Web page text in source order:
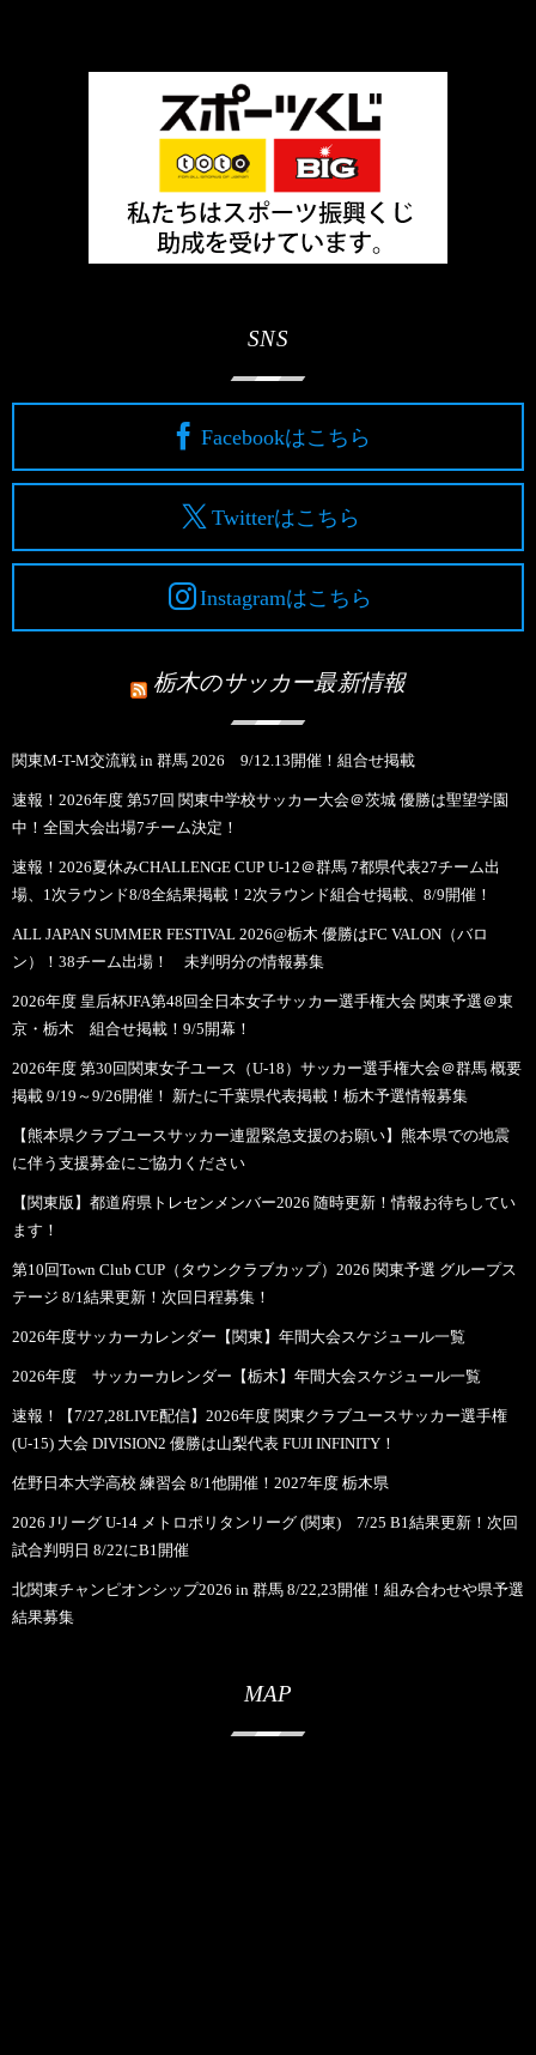
SNS
Facebookはこちら
Twitterはこちら
Instagramはこちら
栃木のサッカー最新情報
関東M-T-M交流戦 in 群馬 2026 9/12.13開催！組合せ掲載
速報！2026年度 第57回 関東中学校サッカー大会＠茨城 優勝は聖望学園
中！全国大会出場7チーム決定！
速報！2026夏休みCHALLENGE CUP U-12＠群馬 7都県代表27チーム出
場、1次ラウンド8/8全結果掲載！2次ラウンド組合せ掲載、8/9開催！
ALL JAPAN SUMMER FESTIVAL 2026@栃木 優勝はFC VALON（バロ
ン）！38チーム出場！ 未判明分の情報募集
2026年度 皇后杯JFA第48回全日本女子サッカー選手権大会 関東予選＠東
京・栃木 組合せ掲載！9/5開幕！
2026年度 第30回関東女子ユース（U-18）サッカー選手権大会＠群馬 概要
掲載 9/19～9/26開催！ 新たに千葉県代表掲載！栃木予選情報募集
【熊本県クラブユースサッカー連盟緊急支援のお願い】熊本県での地震
に伴う支援募金にご協力ください
【関東版】都道府県トレセンメンバー2026 随時更新！情報お待ちしてい
ます！
第10回Town Club CUP（タウンクラブカップ）2026 関東予選 グループス
テージ 8/1結果更新！次回日程募集！
2026年度サッカーカレンダー【関東】年間大会スケジュール一覧
2026年度 サッカーカレンダー【栃木】年間大会スケジュール一覧
速報！【7/27,28LIVE配信】2026年度 関東クラブユースサッカー選手権
(U-15) 大会 DIVISION2 優勝は山梨代表 FUJI INFINITY！
佐野日本大学高校 練習会 8/1他開催！2027年度 栃木県
2026 Jリーグ U-14 メトロポリタンリーグ (関東) 7/25 B1結果更新！次回
試合判明日 8/22にB1開催
北関東チャンピオンシップ2026 in 群馬 8/22,23開催！組み合わせや県予選
結果募集
MAP